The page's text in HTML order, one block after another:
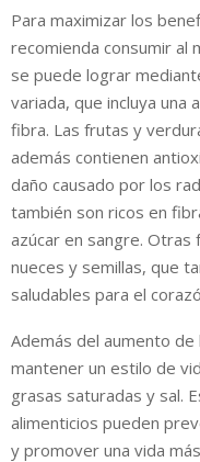
Para maximizar los
recomienda consumir al
se puede lograr
variada, que incluya una
fibra. Las frutas y
además contienen
daño causado por los
también son ricos en
azúcar en sangre.
nueces y semillas, que
saludables para el
Además del aumento
mantener un estilo de
grasas saturadas y sal.
alimenticios pueden
y promover una vida